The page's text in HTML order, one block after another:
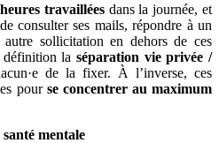
travailléesdans la journée, et
consulter ses mails, répondre à un
sollicitation en dehors de ces
définition la séparation vie privée /
de la fixer. À l’inverse, ces
pour se concentrer au maximum
mentale